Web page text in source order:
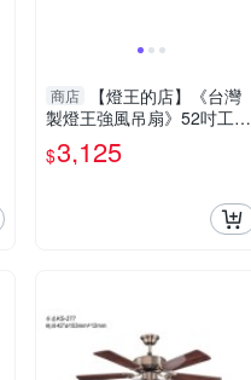
商店
【燈王的店】《台灣
製燈王強風吊扇》52吋工業
吊扇 附遙控器(馬達保固十
年) KS-221-RC
$3,125